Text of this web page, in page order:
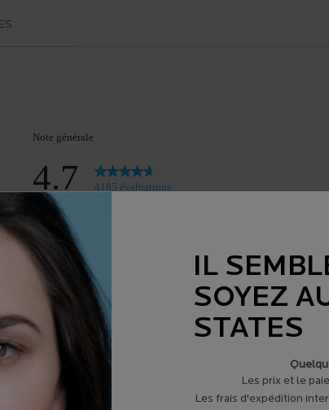
IL
SOYEZ
STATES
Les prix et le
Les frais d'expédition